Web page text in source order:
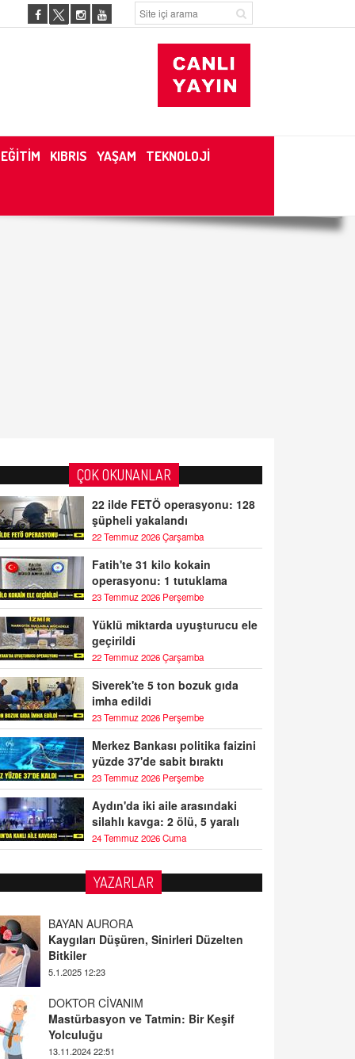
EĞİTİM KIBRIS YAŞAM TEKNOLOJİ
ÇOK OKUNANLAR
22 ilde FETÖ operasyonu: 128
şüpheli yakalandı
22 Temmuz 2026 Çarşamba
Fatih'te 31 kilo kokain
operasyonu: 1 tutuklama
23 Temmuz 2026 Perşembe
Yüklü miktarda uyuşturucu ele
geçirildi
22 Temmuz 2026 Çarşamba
Siverek'te 5 ton bozuk gıda
imha edildi
23 Temmuz 2026 Perşembe
Merkez Bankası politika faizini
yüzde 37'de sabit bıraktı
23 Temmuz 2026 Perşembe
Aydın'da iki aile arasındaki
silahlı kavga: 2 ölü, 5 yaralı
24 Temmuz 2026 Cuma
YAZARLAR
BAYAN AURORA
Kaygıları Düşüren, Sinirleri Düzelten
Bitkiler
5.1.2025 12:23
DOKTOR CİVANIM
Mastürbasyon ve Tatmin: Bir Keşif
Yolculuğu
13.11.2024 22:51